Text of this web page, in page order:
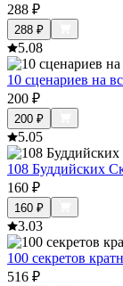
288 ₽
288 ₽
5.08
10 сценариев на
200 ₽
200 ₽
5.05
108 Буддийских
160 ₽
160 ₽
3.03
100 секретов
516 ₽